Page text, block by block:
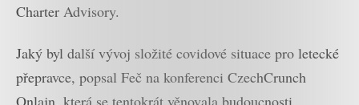
Charter Advisory.
Jaký byl další vývoj složité covidové situace pro letecké
přepravce, popsal Feč na konferenci CzechCrunch